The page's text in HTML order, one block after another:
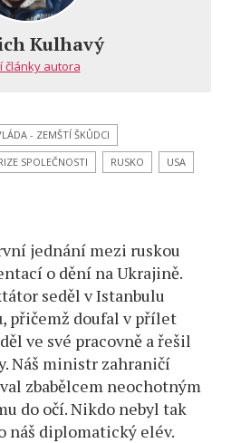
o prestiži
Kulhavý
články autora
- ZEMŠTÍ ŠKŮDCI
SPOLEČNOSTI RUSKO USA
jednání mezi ruskou
o dění na Ukrajině.
seděl v Istanbulu
přičemž doufal v přílet
ve své pracovně a řešil
Náš ministr zahraničí
zbabělcem neochotným
do očí. Nikdo nebyl tak
náš diplomatický elév.